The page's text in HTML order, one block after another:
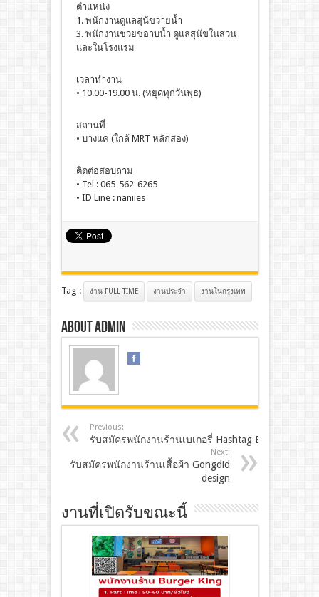
ตำแหน่ง
1. พนักงานดูแลสุนัขว่ายน้ำ
3. พนักงานช่วยชอาบน้ำ ดูแลสุนัขในสวน
และในโรงแรม
เวลาทำงาน
• 10.00-19.00 น. (หยุดทุกวันพุธ)
สถานที่
• บางแค (ใกล้ MRT หลักสอง)
ติดต่อสอบถาม
• Tel : 065-562-6265
• ID Line : naniies
Tag : ง่าน FULL TIME งานประจํา งานในกรุงเทพ
About admin
Previous:
รับสมัครพนักงานร้านเบเกอรี่ Hashtag B
Next:
รับสมัครพนักงานร้านเสื้อผ้า Gongdid
design
งานที่เปิดรับขณะนี้